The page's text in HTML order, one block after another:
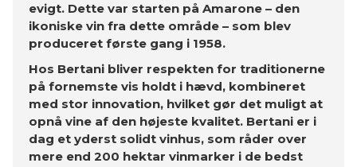
evigt. Dette var starten på Amarone – den
ikoniske vin fra dette område – som blev
produceret første gang i 1958.
Hos Bertani bliver respekten for traditionerne
på fornemste vis holdt i hævd, kombineret
med stor innovation, hvilket gør det muligt at
opnå vine af den højeste kvalitet. Bertani er i
dag et yderst solidt vinhus, som råder over
mere end 200 hektar vinmarker i de bedst